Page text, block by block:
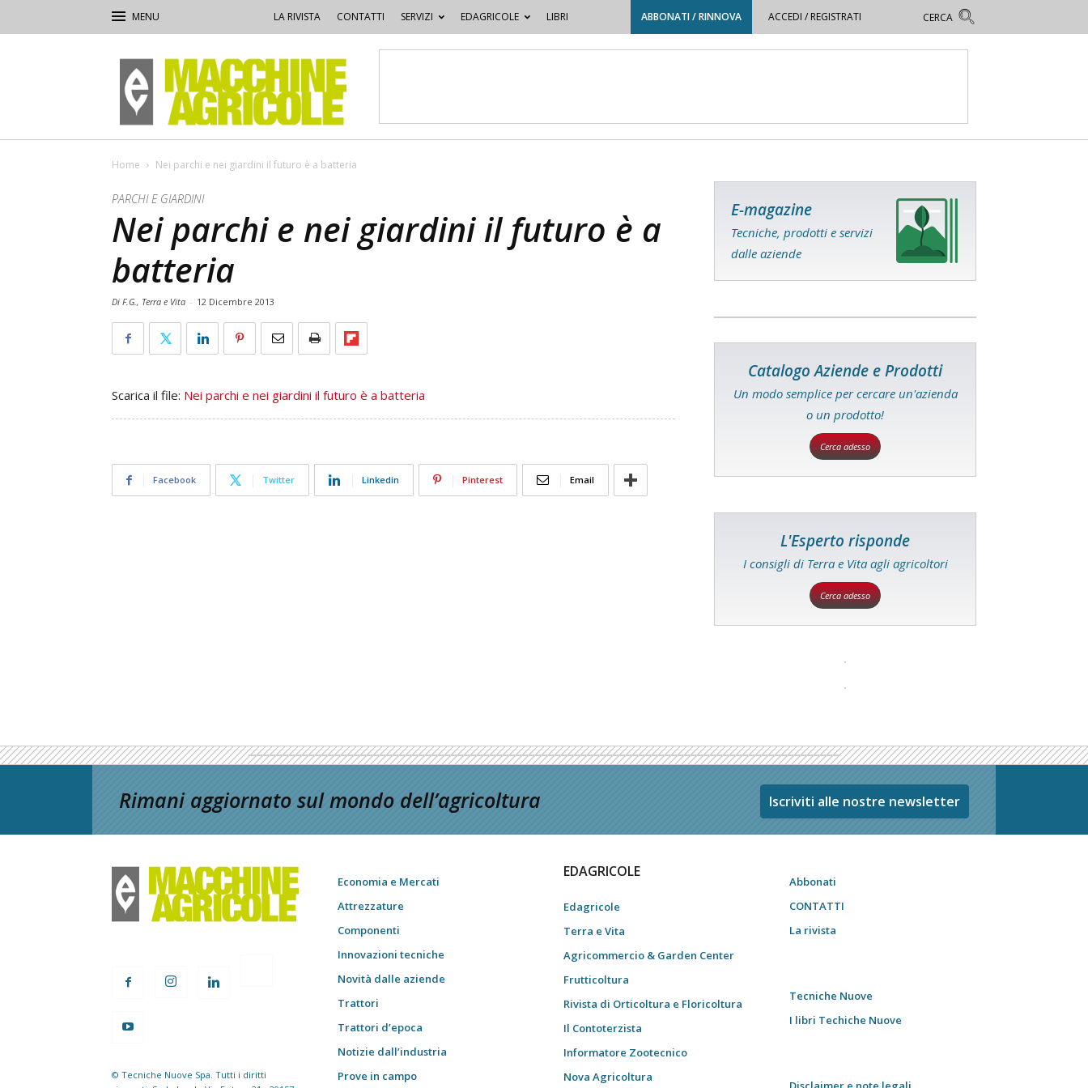
LA RIVISTA CONTATTI SERVIZI EDAGRICOLE LIBRI ABBONATI / RINNOVA ACCEDI / REGISTRATI
Macchine
Agricole
Home Nei parchi e nei giardini il futuro è a batteria
PARCHI E GIARDINI
Nei parchi e nei giardini il futuro è a
batteria
Di F.G., Terra e Vita - 12 Dicembre 2013
Scarica il file: Nei parchi e nei giardini il futuro è a batteria
Facebook Twitter Linkedin Pinterest Email
E-magazine
Tecniche, prodotti e servizi
dalle aziende
Catalogo Aziende e Prodotti
Un modo semplice per cercare un'azienda
o un prodotto!
Cerca adesso
L'Esperto risponde
I consigli di Terra e Vita agli agricoltori
Cerca adesso
Rimani aggiornato sul mondo dell’agricoltura Iscriviti alle nostre newsletter
© Tecniche Nuove Spa. Tutti i diritti
Economia e Mercati
Attrezzature
Componenti
Innovazioni tecniche
Novità dalle aziende
Trattori
Trattori d’epoca
Notizie dall’industria
Prove in campo
EDAGRICOLE
Edagricole
Terra e Vita
Agricommercio & Garden Center
Frutticoltura
Rivista di Orticoltura e Floricoltura
Il Contoterzista
Informatore Zootecnico
Nova Agricoltura
Abbonati
CONTATTI
La rivista
Tecniche Nuove
I libri Techiche Nuove